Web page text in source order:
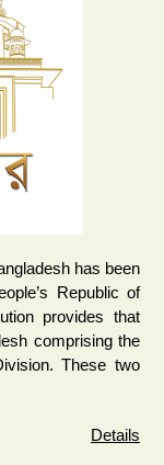
has been
Republic of
provides that
comprising the
These two
Details